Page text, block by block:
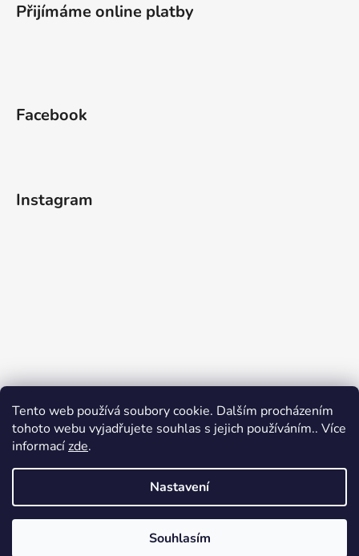
Tento web používá soubory cookie. Dalším procházením
tohoto webu vyjadřujete souhlas s jejich používáním.. Více
informacízde.
Nastavení
Souhlasím
Přijímáme online platby
Facebook
Instagram
Sledovat na Instagramu